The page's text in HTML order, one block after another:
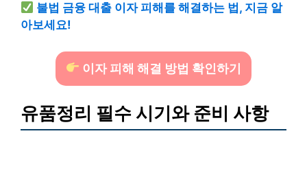
불법 금융 대출 이자 피해를 해결하는 법, 지금 알
아보세요!
이자 피해 해결 방법 확인하기
유품정리 필수 시기와 준비 사항